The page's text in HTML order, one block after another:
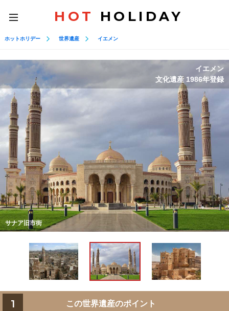
toggle
navigation
HOT HOLIDAY
ホットホリデー 世界遺産 イエメン
サナア旧市街
イエメン
文化遺産 1986年登録
1 この世界遺産のポイント